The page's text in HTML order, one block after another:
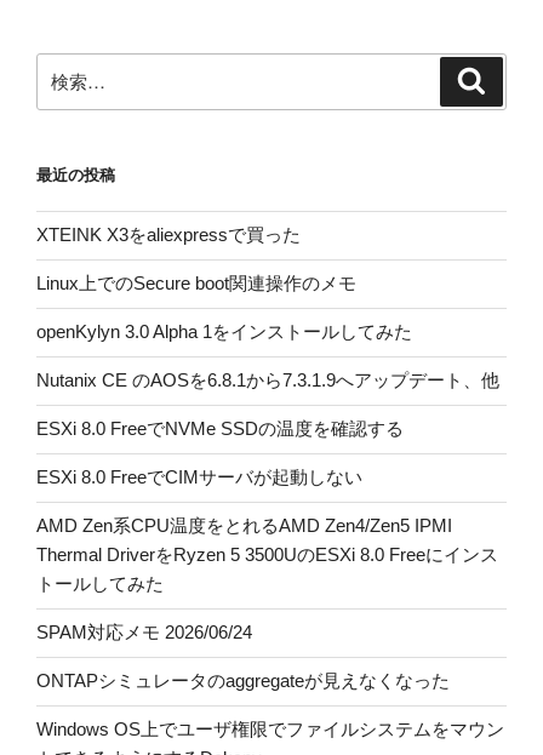
索:
最近の投稿
XTEINK X3をaliexpressで買った
Linux上でのSecure boot関連操作のメモ
openKylyn 3.0 Alpha 1をインストールしてみた
Nutanix CE のAOSを6.8.1から7.3.1.9へアップデート、他
ESXi 8.0 FreeでNVMe SSDの温度を確認する
ESXi 8.0 FreeでCIMサーバが起動しない
AMD Zen系CPU温度をとれるAMD Zen4/Zen5 IPMI
Thermal DriverをRyzen 5 3500UのESXi 8.0 Freeにインス
トールしてみた
SPAM対応メモ 2026/06/24
ONTAPシミュレータのaggregateが見えなくなった
Windows OS上でユーザ権限でファイルシステムをマウン